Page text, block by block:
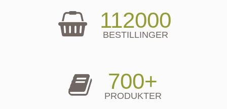
112000
BESTILLINGER
700+
PRODUKTER